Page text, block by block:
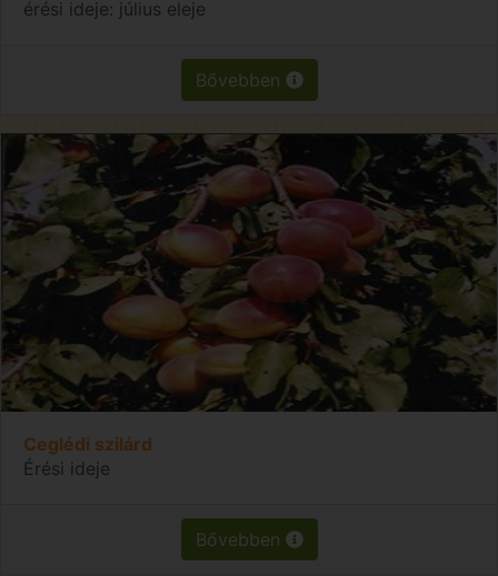
érési ideje: július eleje
Bővebben
Ceglédi szilárd
Érési ideje
Bővebben